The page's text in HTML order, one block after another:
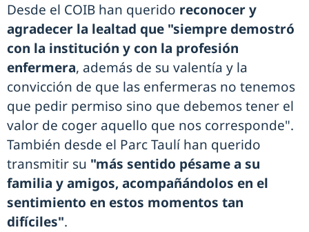
Desde el COIB han querido reconocer y
agradecer la lealtad que "siempre demostró
con la institución y con la profesión
enfermera, además de su valentía y la
convicción de que las enfermeras no tenemos
que pedir permiso sino que debemos tener el
valor de coger aquello que nos corresponde".
También desde el Parc Taulí han querido
transmitir su "más sentido pésame a su
familia y amigos, acompañándolos en el
sentimiento en estos momentos tan
difíciles".